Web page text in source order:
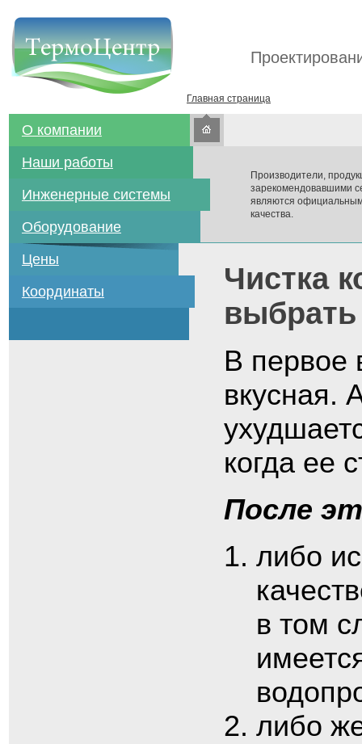
Главная страница
О компании
Наши работы
Инженерные системы
Оборудование
Цены
Координаты
Производители,
зарекомендовавшими
являются
качества.
Чистка
выбрать
В первое
вкусная.
когда ее
После
либо
в том
либо